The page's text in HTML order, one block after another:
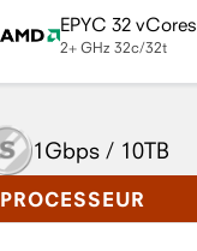
EPYC 32 vCores
2+ GHz 32c/32t
1Gbps / 10TB
PROCESSEUR